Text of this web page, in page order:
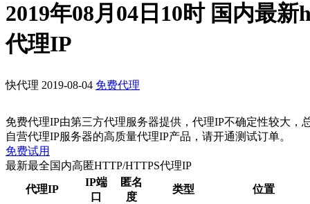
2019年08月04日10时 国内最
代理IP
快代理 2019-08-04 免费代理
免费代理IP由第三方代理服务器提供，代理IP不确定性较大，
自营代理IP服务器的高质量代理IP产品，请开通测试订单。
免费试用
最新最全国内高匿HTTP/HTTPS代理IP
代理IP
IP端
口
匿名
度
类型 位置